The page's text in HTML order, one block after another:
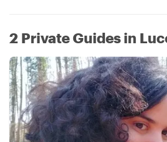
2 Private Guides in